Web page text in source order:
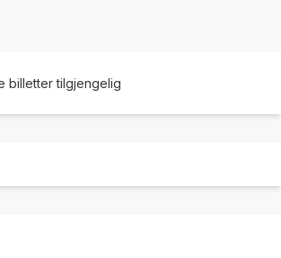
billetter tilgjengelig